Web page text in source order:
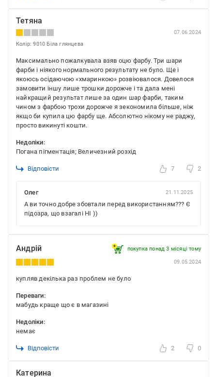
Тетяна
07.06.2024
Колір: 9010 Біла глянцева
Максимально пожалкувала взяв оцю фарбу. Три шари
фарби і ніякого нормального результату не було. Ще і
якоюсь осідаючою «хмаринкою» розвіювалося. Довелося
замовити іншу лише трошки дорожче і та дала мені
найкращий результат лише за один шар фарби, таким
чином з фарбою трохи дорожче я зекономила більше, ніж
якщо би купила цю фарбу ще. Абсолютно нікому не раджу,
просто викинуті кошти.
Недоліки:
Погана пігментація; Величезний розхід
Відповісти 7 2
Олег 21.11.2025
А ви точно добре збовтали перед використанням??? Є
підозра, що взагалі НІ ))
Андрій покупка понад 3 місяці тому
09.05.2024
купляв декілька раз проблем не було
Переваги:
мабудь краще що є в магазині
Недоліки:
немає
Відповісти 2 0
Катерина